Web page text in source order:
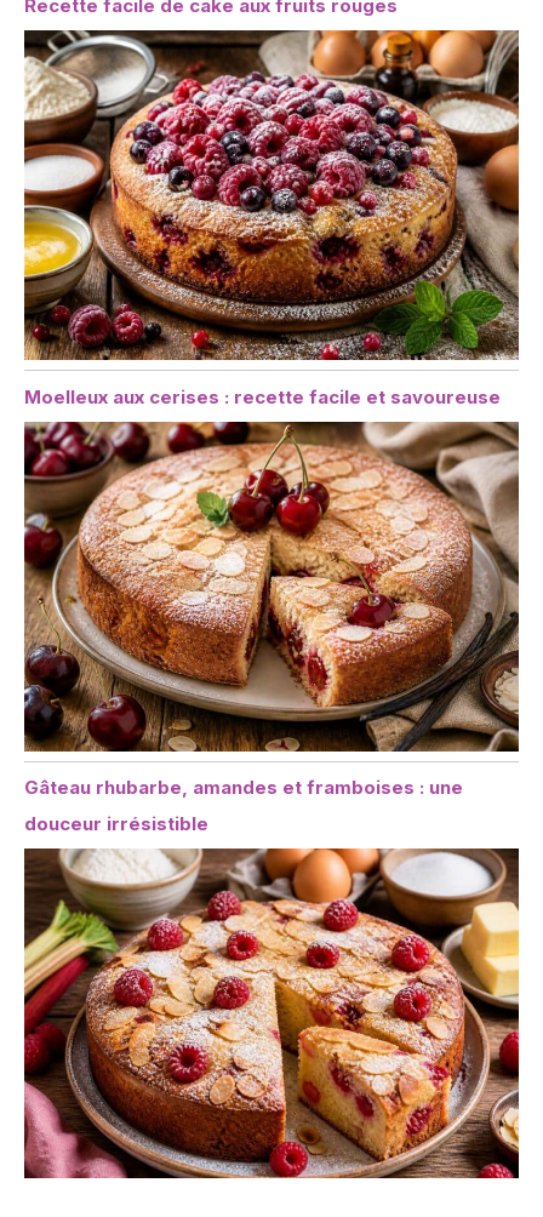
Recette facile de cake aux fruits rouges
Moelleux aux cerises : recette facile et savoureuse
Gâteau rhubarbe, amandes et framboises : une
douceur irrésistible